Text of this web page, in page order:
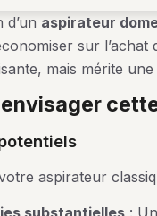
aspirateur
sur l’achat
mais mérite
envisager
aspirateur